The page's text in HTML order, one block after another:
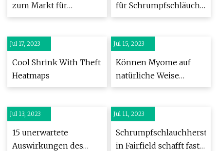
zum Markt für
Schrumpftunnelmaschinen
für Schrumpfschläuche
und -hülsen 2023
Jul 17, 2023
Cool Shrink With Theft
Heatmaps
Jul 15, 2023
Können Myome auf
natürliche Weise
schrumpfen?
Jul 13, 2023
15 unerwartete
Auswirkungen des
Jul 11, 2023
in Fairfield schafft fast